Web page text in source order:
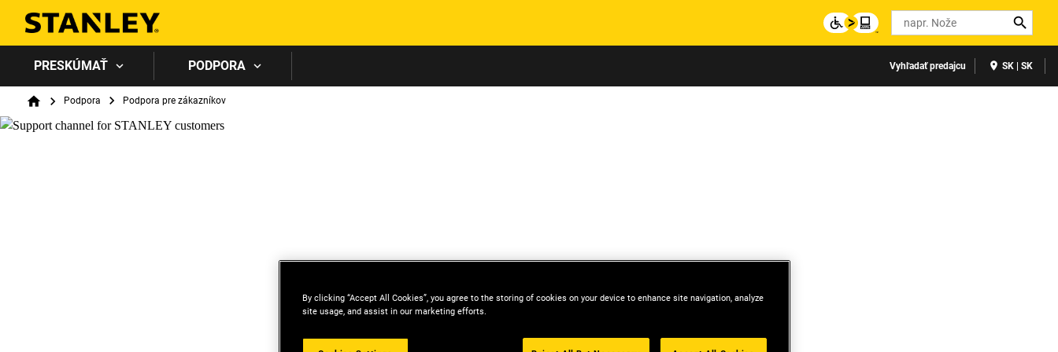
Search
PRESKÚMAŤ PODPORA Vyhľadať predajcu SK | SK
Breadcrumb
HomePodpora Podpora pre zákazníkov
By clicking “Accept All Cookies”, you agree to the storing of cookies on your device to enhance site navigation, analyze
site usage, and assist in our marketing efforts.